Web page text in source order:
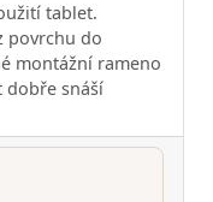
tablet.
povrchu do
montážní rameno
dobře snáší